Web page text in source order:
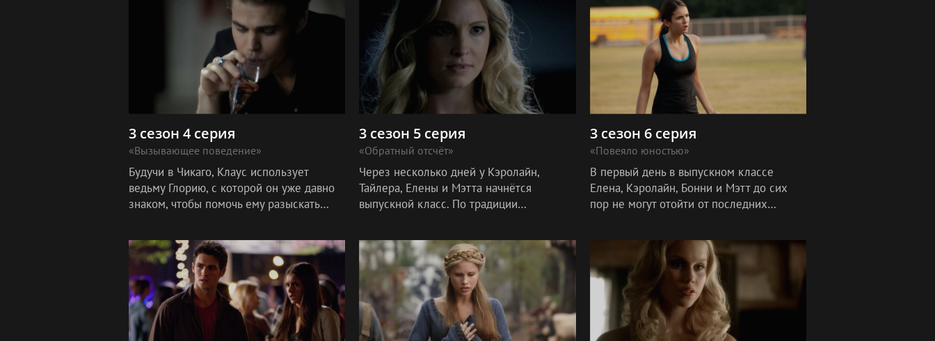
3 сезон 4 серия
«Вызывающее поведение»
Будучи в Чикаго, Клаус использует
ведьму Глорию, с которой он уже давно
знаком, чтобы помочь ему разыскать
3 сезон 5 серия
«Обратный отсчёт»
Через несколько дней у Кэролайн,
Тайлера, Елены и Мэтта начнётся
выпускной класс. По традиции
3 сезон 6 серия
«Повеяло юностью»
В первый день в выпускном классе
Елена, Кэролайн, Бонни и Мэтт до сих
пор не могут отойти от последних